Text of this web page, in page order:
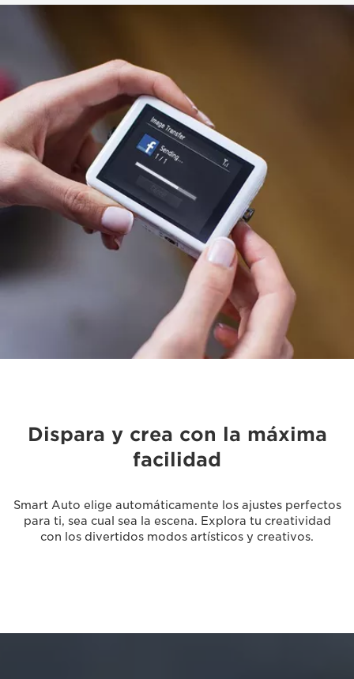
Dispara y crea con la máxima
facilidad
Smart Auto elige automáticamente los ajustes perfectos
para ti, sea cual sea la escena. Explora tu creatividad
con los divertidos modos artísticos y creativos.